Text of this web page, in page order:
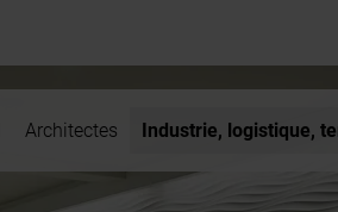
Architectes Industrie, logistique,